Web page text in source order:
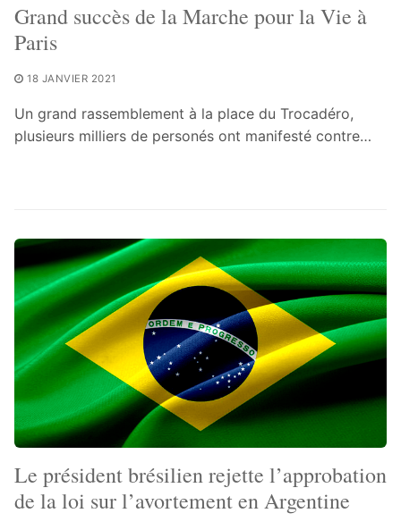
Grand succès de la Marche pour la Vie à
Paris
18 JANVIER 2021
Un grand rassemblement à la place du Trocadéro,
plusieurs milliers de personés ont manifesté contre…
Le président brésilien rejette l’approbation
de la loi sur l’avortement en Argentine